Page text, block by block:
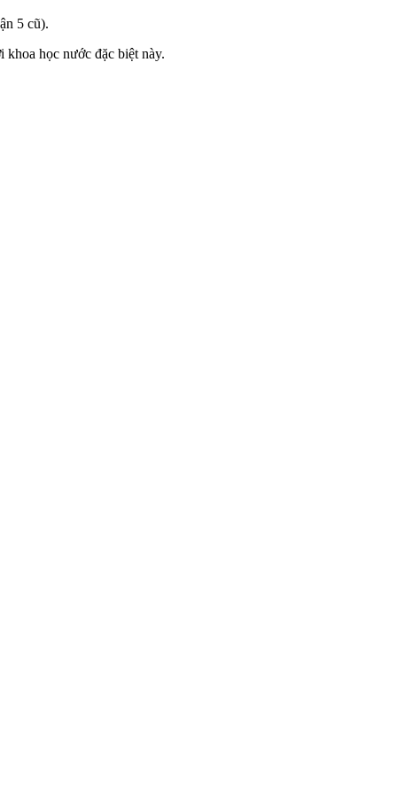
5 cũ).
học nước đặc biệt này.